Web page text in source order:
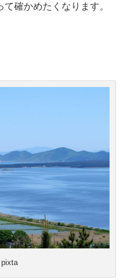
確かめたくなります。
pixta